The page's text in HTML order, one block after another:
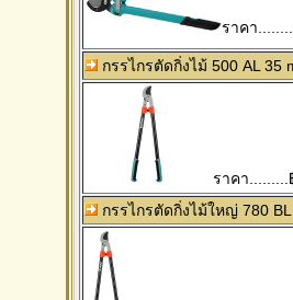
ราคา
กรรไกรตัดกิ่งไม้ 500 AL 35
ราคา.........
กรรไกรตัดกิ่งไม้ใหญ่ 780